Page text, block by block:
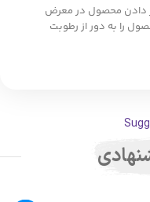
دادن محصول در معرض
را به دور از رطوبت